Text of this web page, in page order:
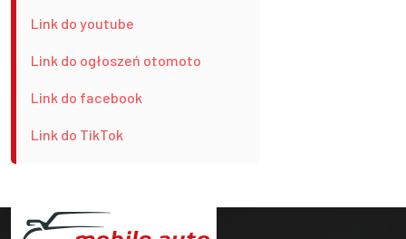
Link do youtube
Link do ogłoszeń otomoto
Link do facebook
Link do TikTok